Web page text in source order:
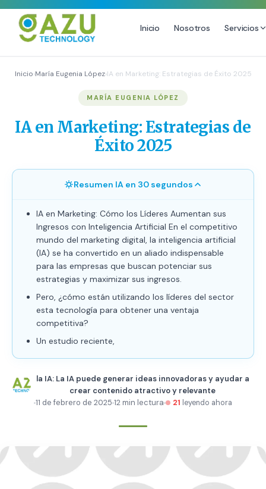
Inicio Nosotros Servicios
Estrategia de Redes Sociales
Publicidad Digital
Diseño Gráfico Profesional
Inicio›María Eugenia López›IA en Marketing: Estrategias de Éxito 2025
MARÍA EUGENIA LÓPEZ
IA en Marketing: Estrategias de
Éxito 2025
Resumen IA en 30 segundos
IA en Marketing: Cómo los Líderes Aumentan sus
Ingresos con Inteligencia Artificial En el competitivo
mundo del marketing digital, la inteligencia artificial
(IA) se ha convertido en un aliado indispensable
para las empresas que buscan potenciar sus
estrategias y maximizar sus ingresos.
Pero, ¿cómo están utilizando los líderes del sector
esta tecnología para obtener una ventaja
competitiva?
Un estudio reciente,
la IA: La IA puede generar ideas innovadoras y ayudar a
crear contenido atractivo y relevante
11 de febrero de 2025 12 min lectura 21 leyendo ahora